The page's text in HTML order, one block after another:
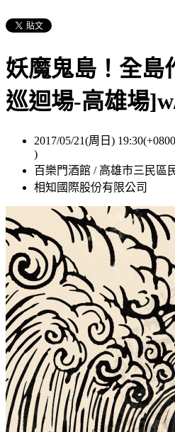
妖魔鬼島！全島
巡迴場-高雄場
2017/05/21(周日)
)
百樂門酒館 / 高雄市三民區
相知國際股份有限公司